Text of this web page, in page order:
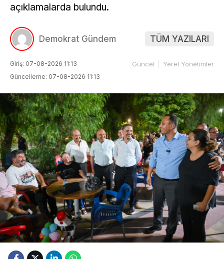
açıklamalarda bulundu.
Demokrat Gündem TÜM YAZILARI
Giriş: 07-08-2026 11:13
Güncelleme: 07-08-2026 11:13
Güncel Yerel Yönetimler